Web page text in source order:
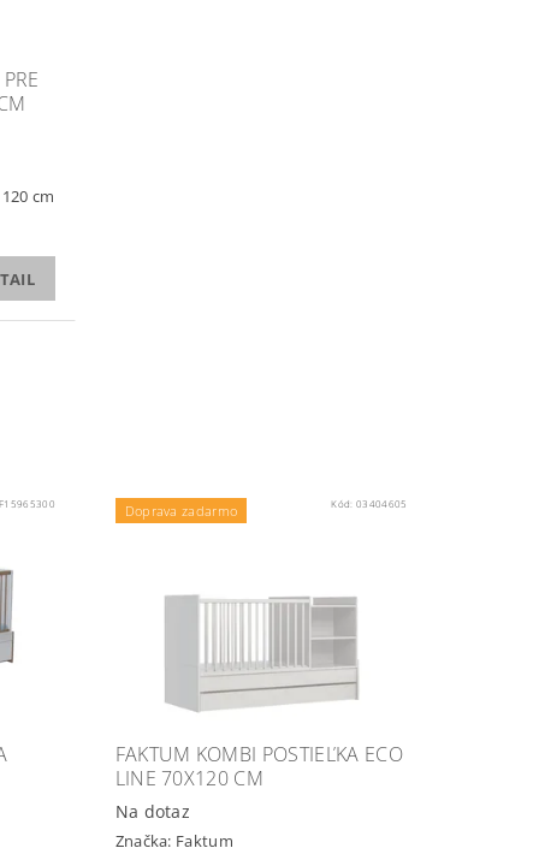
cm
F15965300 Doprava zadarmo Kód:03404605
FAKTUM KOMBI POSTIEĽKA ECO
LINE 70X120 CM
Na dotaz
Značka: Faktum